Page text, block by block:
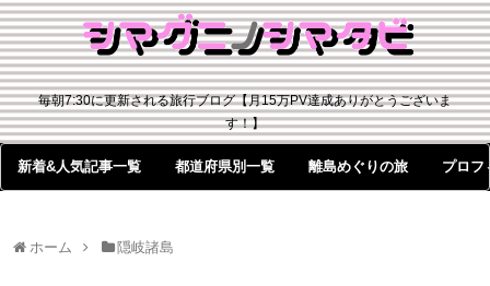
毎朝7:30に更新される旅行ブログ【月15万PV達成ありがとうございま
す！】
新着&人気記事一覧 都道府県別一覧 離島めぐりの旅 プロフ
ホーム 隠岐諸島